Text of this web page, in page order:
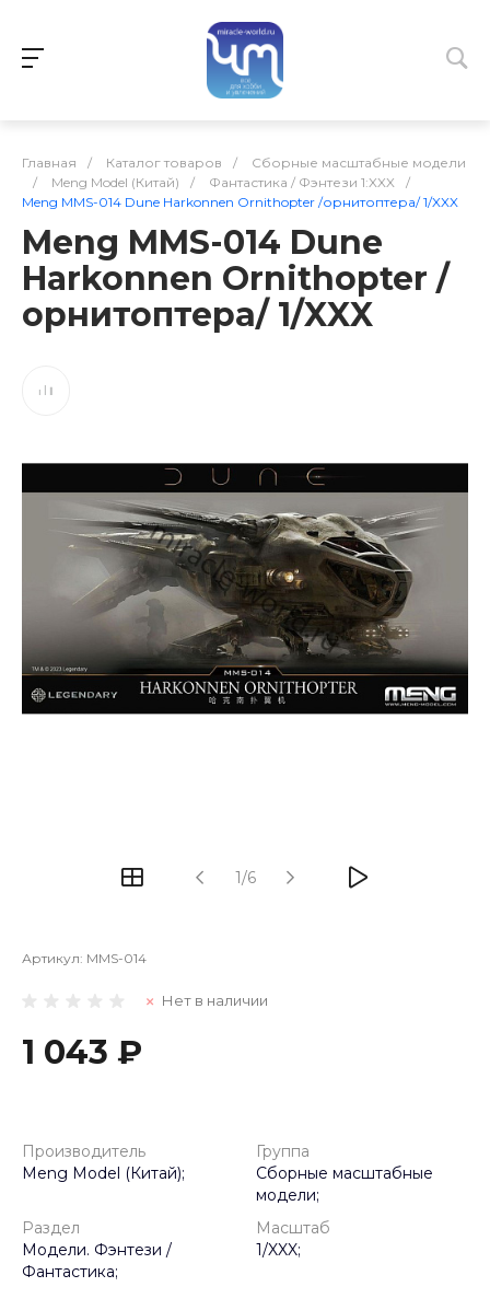
Главная / Каталог товаров /
Сборные масштабные модели
/
Meng Model (Китай) / Фантастика / Фэнтези 1:XXX
/
Meng MMS-014 Dune Harkonnen Ornithopter /орнитоптера/ 1/XXX
Meng MMS-014 Dune
Harkonnen Ornithopter /
орнитоптера/ 1/XXX
1/6
Артикул: MMS-014
Нет в наличии
1 043 ₽
Производитель
Meng Model (Китай);
Группа
Сборные масштабные
модели;
Раздел
Модели. Фэнтези /
Фантастика;
Масштаб
1/XXX;